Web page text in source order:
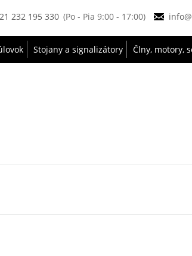
232 195 330 (Po - Pia 9:00 - 17:00)
Stojany a signalizátory Člny, motory,